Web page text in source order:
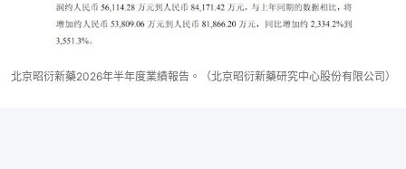
北京昭衍新藥2026年半年度業績報告。（北京昭衍新藥研究中心股份有限公司）